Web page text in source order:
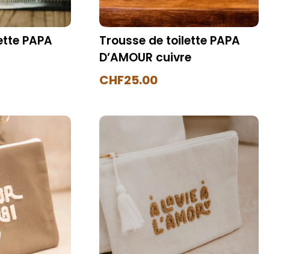
PAPA
Trousse de toilette PAPA
D’AMOUR cuivre
CHF25.00